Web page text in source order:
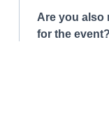
Are you also
for the event?